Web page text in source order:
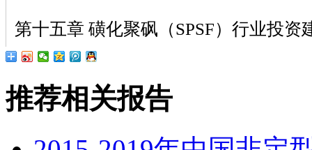
第十五章 磺化聚砜（SPSF）行业投资
推荐相关报告